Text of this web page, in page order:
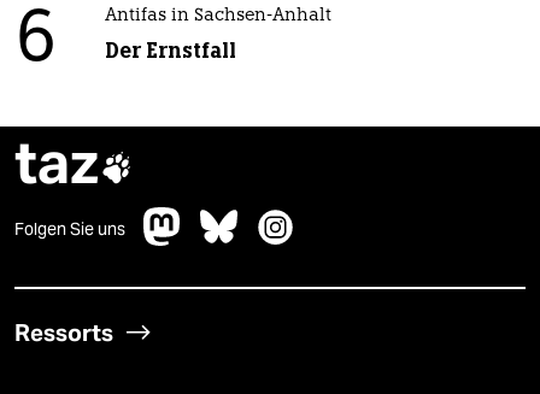
6 Antifas in Sachsen-Anhalt
Der Ernstfall
taz
Folgen Sie uns
Ressorts